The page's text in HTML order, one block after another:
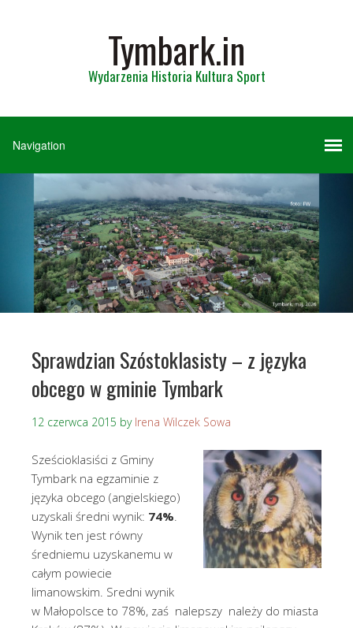
Tymbark.in
Wydarzenia Historia Kultura Sport
Sprawdzian Szóstoklasisty – z języka
obcego w gminie Tymbark
12 czerwca 2015 by Irena Wilczek Sowa
Sześcioklasiści z Gminy
Tymbark na egzaminie z
języka obcego (angielskiego)
uzyskali średni wynik: 74%
Wynik ten jest równy
średniemu uzyskanemu w
całym powiecie
limanowskim. Sredni wynik
w Małopolsce to 78%, zaś nalepszy należy do miasta